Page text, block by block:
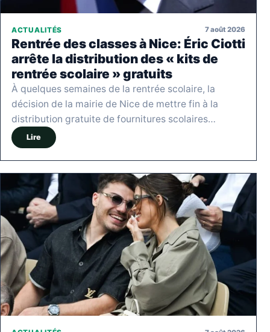
ACTUALITÉS 7 août 2026
Rentrée des classes à Nice: Éric Ciotti
arrête la distribution des « kits de
rentrée scolaire » gratuits
À quelques semaines de la rentrée scolaire, la
décision de la mairie de Nice de mettre fin à la
distribution gratuite de fournitures scolaires…
Lire